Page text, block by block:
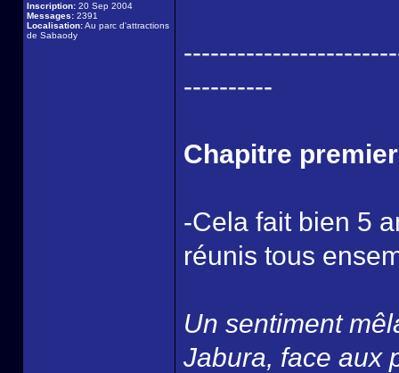
Inscription: 20 Sep 2004
Messages: 2391
Localisation:Au parc d'attractions
de Sabaody
----------
Chapitre
-Cela fait bien 5
réunis tous
Un sentiment
Jabura, face aux